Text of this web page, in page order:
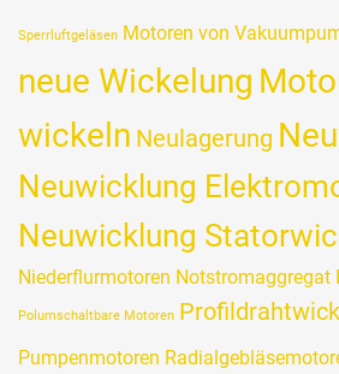
Sperrluftgeläsen Motoren von
neue Wickelung
wickeln Neulagerung
Neuwicklung
Neuwicklung
Niederflurmotoren Notstromaggregat
Polumschaltbare Motoren
Pumpenmotoren